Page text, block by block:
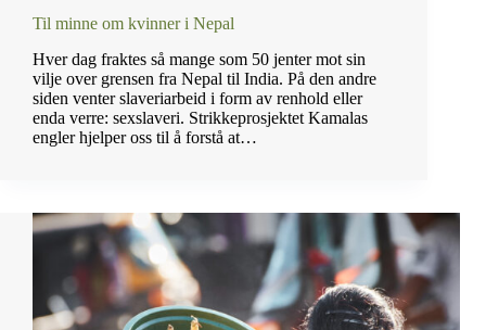
Til minne om kvinner i Nepal
Hver dag fraktes så mange som 50 jenter mot sin
vilje over grensen fra Nepal til India. På den andre
siden venter slaveriarbeid i form av renhold eller
enda verre: sexslaveri. Strikkeprosjektet Kamalas
engler hjelper oss til å forstå at…